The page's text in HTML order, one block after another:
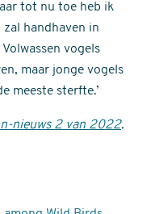
tot nu toe heb ik
handhaven in
vogels
maar jonge vogels
meeste sterfte.’
nieuws 2 van 2022.